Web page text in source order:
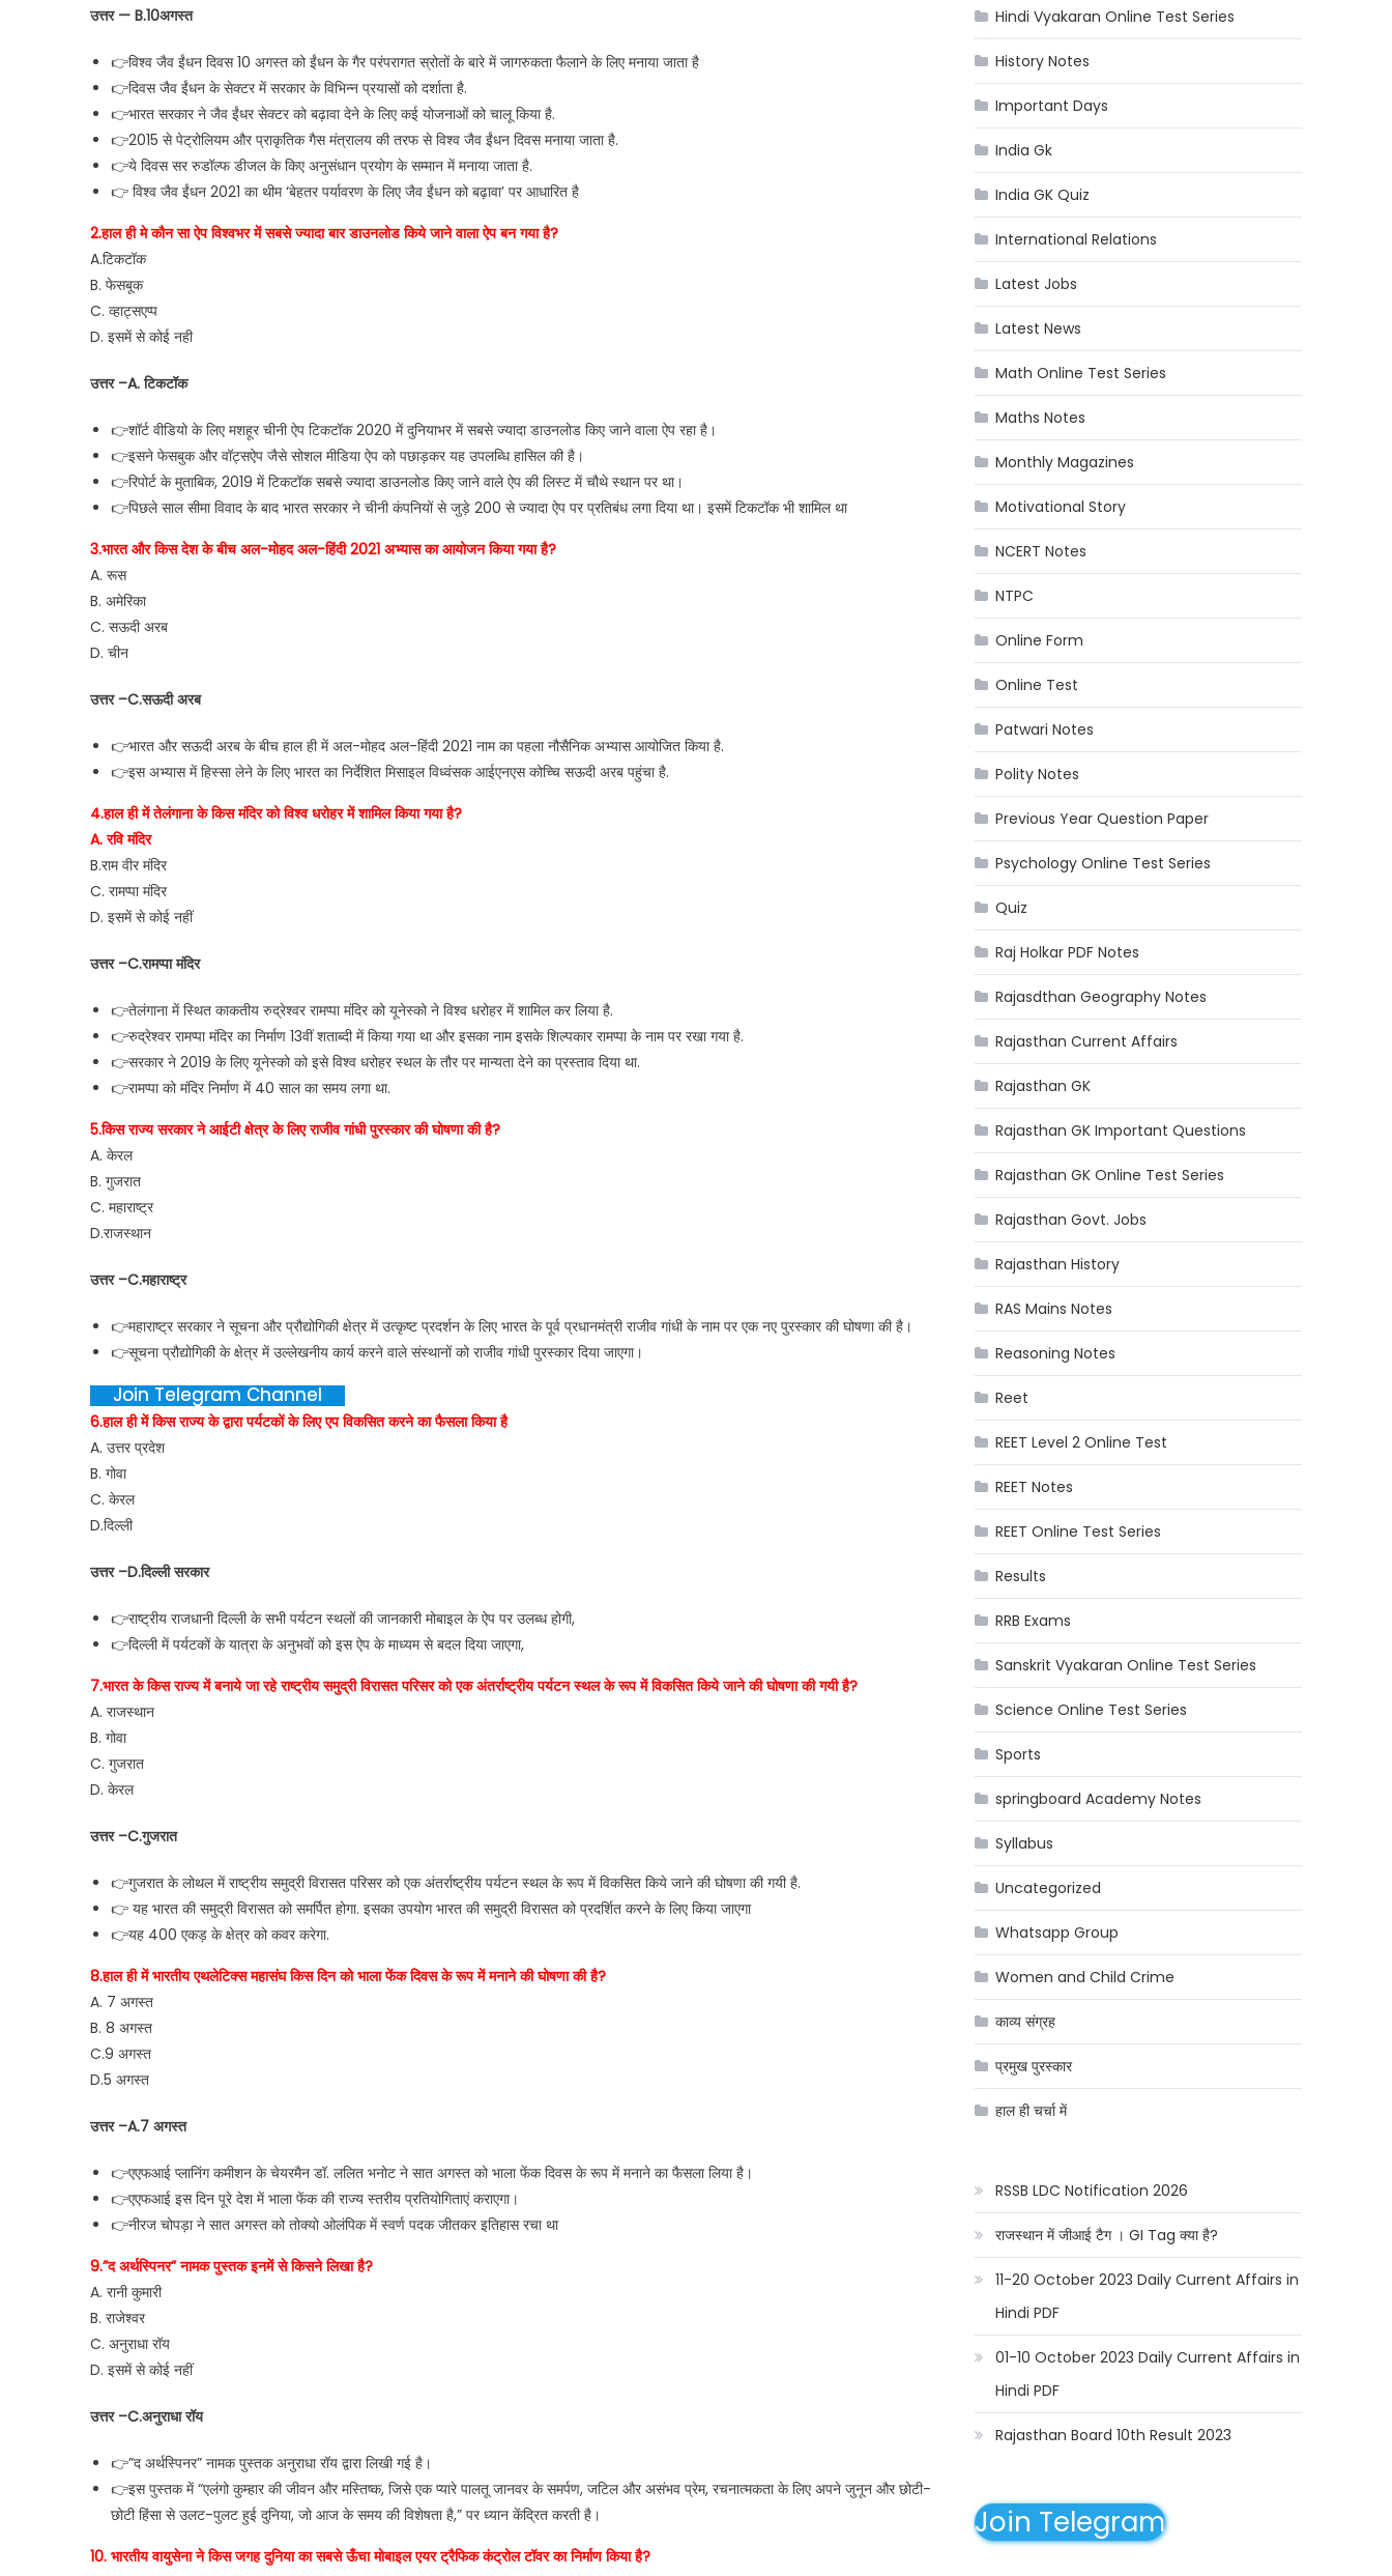
उत्तर — B.10अगस्त
👉विश्व जैव ईंधन दिवस 10 अगस्त को ईंधन के गैर परंपरागत स्रोतों के बारे में जागरुकता फैलाने के लिए मनाया जाता है
👉दिवस जैव ईंधन के सेक्टर में सरकार के विभिन्न प्रयासों को दर्शाता है.
👉भारत सरकार ने जैव ईंधर सेक्टर को बढ़ावा देने के लिए कई योजनाओं को चालू किया है.
👉2015 से पेट्रोलियम और प्राकृतिक गैस मंत्रालय की तरफ से विश्व जैव ईंधन दिवस मनाया जाता है.
👉ये दिवस सर रुडॉल्फ डीजल के किए अनुसंधान प्रयोग के सम्मान में मनाया जाता है.
👉 विश्व जैव ईंधन 2021 का थीम ‘बेहतर पर्यावरण के लिए जैव ईंधन को बढ़ावा’ पर आधारित है
2.हाल ही मे कौन सा ऐप विश्वभर में सबसे ज्यादा बार डाउनलोड किये जाने वाला ऐप बन गया है?
A.टिकटॉक
B. फेसबूक
C. व्हाट्सएप्प
D. इसमें से कोई नही
उत्तर –A. टिकटॉक
👉शॉर्ट वीडियो के लिए मशहूर चीनी ऐप टिकटॉक 2020 में दुनियाभर में सबसे ज्यादा डाउनलोड किए जाने वाला ऐप रहा है।
👉इसने फेसबुक और वॉट्सऐप जैसे सोशल मीडिया ऐप को पछाड़कर यह उपलब्धि हासिल की है।
👉रिपोर्ट के मुताबिक, 2019 में टिकटॉक सबसे ज्यादा डाउनलोड किए जाने वाले ऐप की लिस्ट में चौथे स्थान पर था।
👉पिछले साल सीमा विवाद के बाद भारत सरकार ने चीनी कंपनियों से जुड़े 200 से ज्यादा ऐप पर प्रतिबंध लगा दिया था। इसमें टिकटॉक भी शामिल था
3.भारत और किस देश के बीच अल-मोहद अल-हिंदी 2021 अभ्यास का आयोजन किया गया है?
A. रूस
B. अमेरिका
C. सऊदी अरब
D. चीन
उत्तर –C.सऊदी अरब
👉भारत और सऊदी अरब के बीच हाल ही में अल-मोहद अल-हिंदी 2021 नाम का पहला नौसैनिक अभ्यास आयोजित किया है.
👉इस अभ्यास में हिस्सा लेने के लिए भारत का निर्देशित मिसाइल विध्वंसक आईएनएस कोच्चि सऊदी अरब पहुंचा है.
4.हाल ही में तेलंगाना के किस मंदिर को विश्व धरोहर में शामिल किया गया है?
A. रवि मंदिर
B.राम वीर मंदिर
C. रामप्पा मंदिर
D. इसमें से कोई नहीं
उत्तर –C.रामप्पा मंदिर
👉तेलंगाना में स्थित काकतीय रुद्रेश्वर रामप्पा मंदिर को यूनेस्को ने विश्व धरोहर में शामिल कर लिया है.
👉रुद्रेश्वर रामप्पा मंदिर का निर्माण 13वीं शताब्दी में किया गया था और इसका नाम इसके शिल्पकार रामप्पा के नाम पर रखा गया है.
👉सरकार ने 2019 के लिए यूनेस्को को इसे विश्व धरोहर स्थल के तौर पर मान्यता देने का प्रस्ताव दिया था.
👉रामप्पा को मंदिर निर्माण में 40 साल का समय लगा था.
5.किस राज्य सरकार ने आईटी क्षेत्र के लिए राजीव गांधी पुरस्कार की घोषणा की है?
A. केरल
B. गुजरात
C. महाराष्ट्र
D.राजस्थान
उत्तर –C.महाराष्ट्र
👉महाराष्ट्र सरकार ने सूचना और प्रौद्योगिकी क्षेत्र में उत्कृष्ट प्रदर्शन के लिए भारत के पूर्व प्रधानमंत्री राजीव गांधी के नाम पर एक नए पुरस्कार की घोषणा की है।
👉सूचना प्रौद्योगिकी के क्षेत्र में उल्लेखनीय कार्य करने वाले संस्थानों को राजीव गांधी पुरस्कार दिया जाएगा।
Join Telegram Channel
6.हाल ही में किस राज्य के द्वारा पर्यटकों के लिए एप विकसित करने का फैसला किया है
A. उत्तर प्रदेश
B. गोवा
C. केरल
D.दिल्ली
उत्तर –D.दिल्ली सरकार
👉राष्ट्रीय राजधानी दिल्ली के सभी पर्यटन स्थलों की जानकारी मोबाइल के ऐप पर उलब्ध होगी,
👉दिल्ली में पर्यटकों के यात्रा के अनुभवों को इस ऐप के माध्यम से बदल दिया जाएगा,
7.भारत के किस राज्य में बनाये जा रहे राष्ट्रीय समुद्री विरासत परिसर को एक अंतर्राष्ट्रीय पर्यटन स्थल के रूप में विकसित किये जाने की घोषणा की गयी है?
A. राजस्थान
B. गोवा
C. गुजरात
D. केरल
उत्तर –C.गुजरात
👉गुजरात के लोथल में राष्ट्रीय समुद्री विरासत परिसर को एक अंतर्राष्ट्रीय पर्यटन स्थल के रूप में विकसित किये जाने की घोषणा की गयी है.
👉 यह भारत की समुद्री विरासत को समर्पित होगा. इसका उपयोग भारत की समुद्री विरासत को प्रदर्शित करने के लिए किया जाएगा
👉यह 400 एकड़ के क्षेत्र को कवर करेगा.
8.हाल ही में भारतीय एथलेटिक्स महासंघ किस दिन को भाला फेंक दिवस के रूप में मनाने की घोषणा की है?
A. 7 अगस्त
B. 8 अगस्त
C.9 अगस्त
D.5 अगस्त
उत्तर –A.7 अगस्त
👉एएफआई प्लानिंग कमीशन के चेयरमैन डॉ. ललित भनोट ने सात अगस्त को भाला फेंक दिवस के रूप में मनाने का फैसला लिया है।
👉एएफआई इस दिन पूरे देश में भाला फेंक की राज्य स्तरीय प्रतियोगिताएं कराएगा।
👉नीरज चोपड़ा ने सात अगस्त को तोक्यो ओलंपिक में स्वर्ण पदक जीतकर इतिहास रचा था
9.”द अर्थस्पिनर” नामक पुस्तक इनमें से किसने लिखा है?
A. रानी कुमारी
B. राजेश्वर
C. अनुराधा रॉय
D. इसमें से कोई नहीं
उत्तर –C.अनुराधा रॉय
👉”द अर्थस्पिनर” नामक पुस्तक अनुराधा रॉय द्वारा लिखी गई है।
👉इस पुस्तक में “एलंगो कुम्हार की जीवन और मस्तिष्क, जिसे एक प्यारे पालतू जानवर के समर्पण, जटिल और असंभव प्रेम, रचनात्मकता के लिए अपने जुनून और छोटी-
छोटी हिंसा से उलट-पुलट हुई दुनिया, जो आज के समय की विशेषता है,” पर ध्यान केंद्रित करती है।
10. भारतीय वायुसेना ने किस जगह दुनिया का सबसे ऊँचा मोबाइल एयर ट्रैफिक कंट्रोल टॉवर का निर्माण किया है?
Hindi Vyakaran Online Test Series
History Notes
Important Days
India Gk
India GK Quiz
International Relations
Latest Jobs
Latest News
Math Online Test Series
Maths Notes
Monthly Magazines
Motivational Story
NCERT Notes
NTPC
Online Form
Online Test
Patwari Notes
Polity Notes
Previous Year Question Paper
Psychology Online Test Series
Quiz
Raj Holkar PDF Notes
Rajasdthan Geography Notes
Rajasthan Current Affairs
Rajasthan GK
Rajasthan GK Important Questions
Rajasthan GK Online Test Series
Rajasthan Govt. Jobs
Rajasthan History
RAS Mains Notes
Reasoning Notes
Reet
REET Level 2 Online Test
REET Notes
REET Online Test Series
Results
RRB Exams
Sanskrit Vyakaran Online Test Series
Science Online Test Series
Sports
springboard Academy Notes
Syllabus
Uncategorized
Whatsapp Group
Women and Child Crime
काव्य संग्रह
प्रमुख पुरस्कार
हाल ही चर्चा में
RSSB LDC Notification 2026
राजस्थान में जीआई टैग । GI Tag क्या है?
11-20 October 2023 Daily Current Affairs in
Hindi PDF
01-10 October 2023 Daily Current Affairs in
Hindi PDF
Rajasthan Board 10th Result 2023
Join Telegram